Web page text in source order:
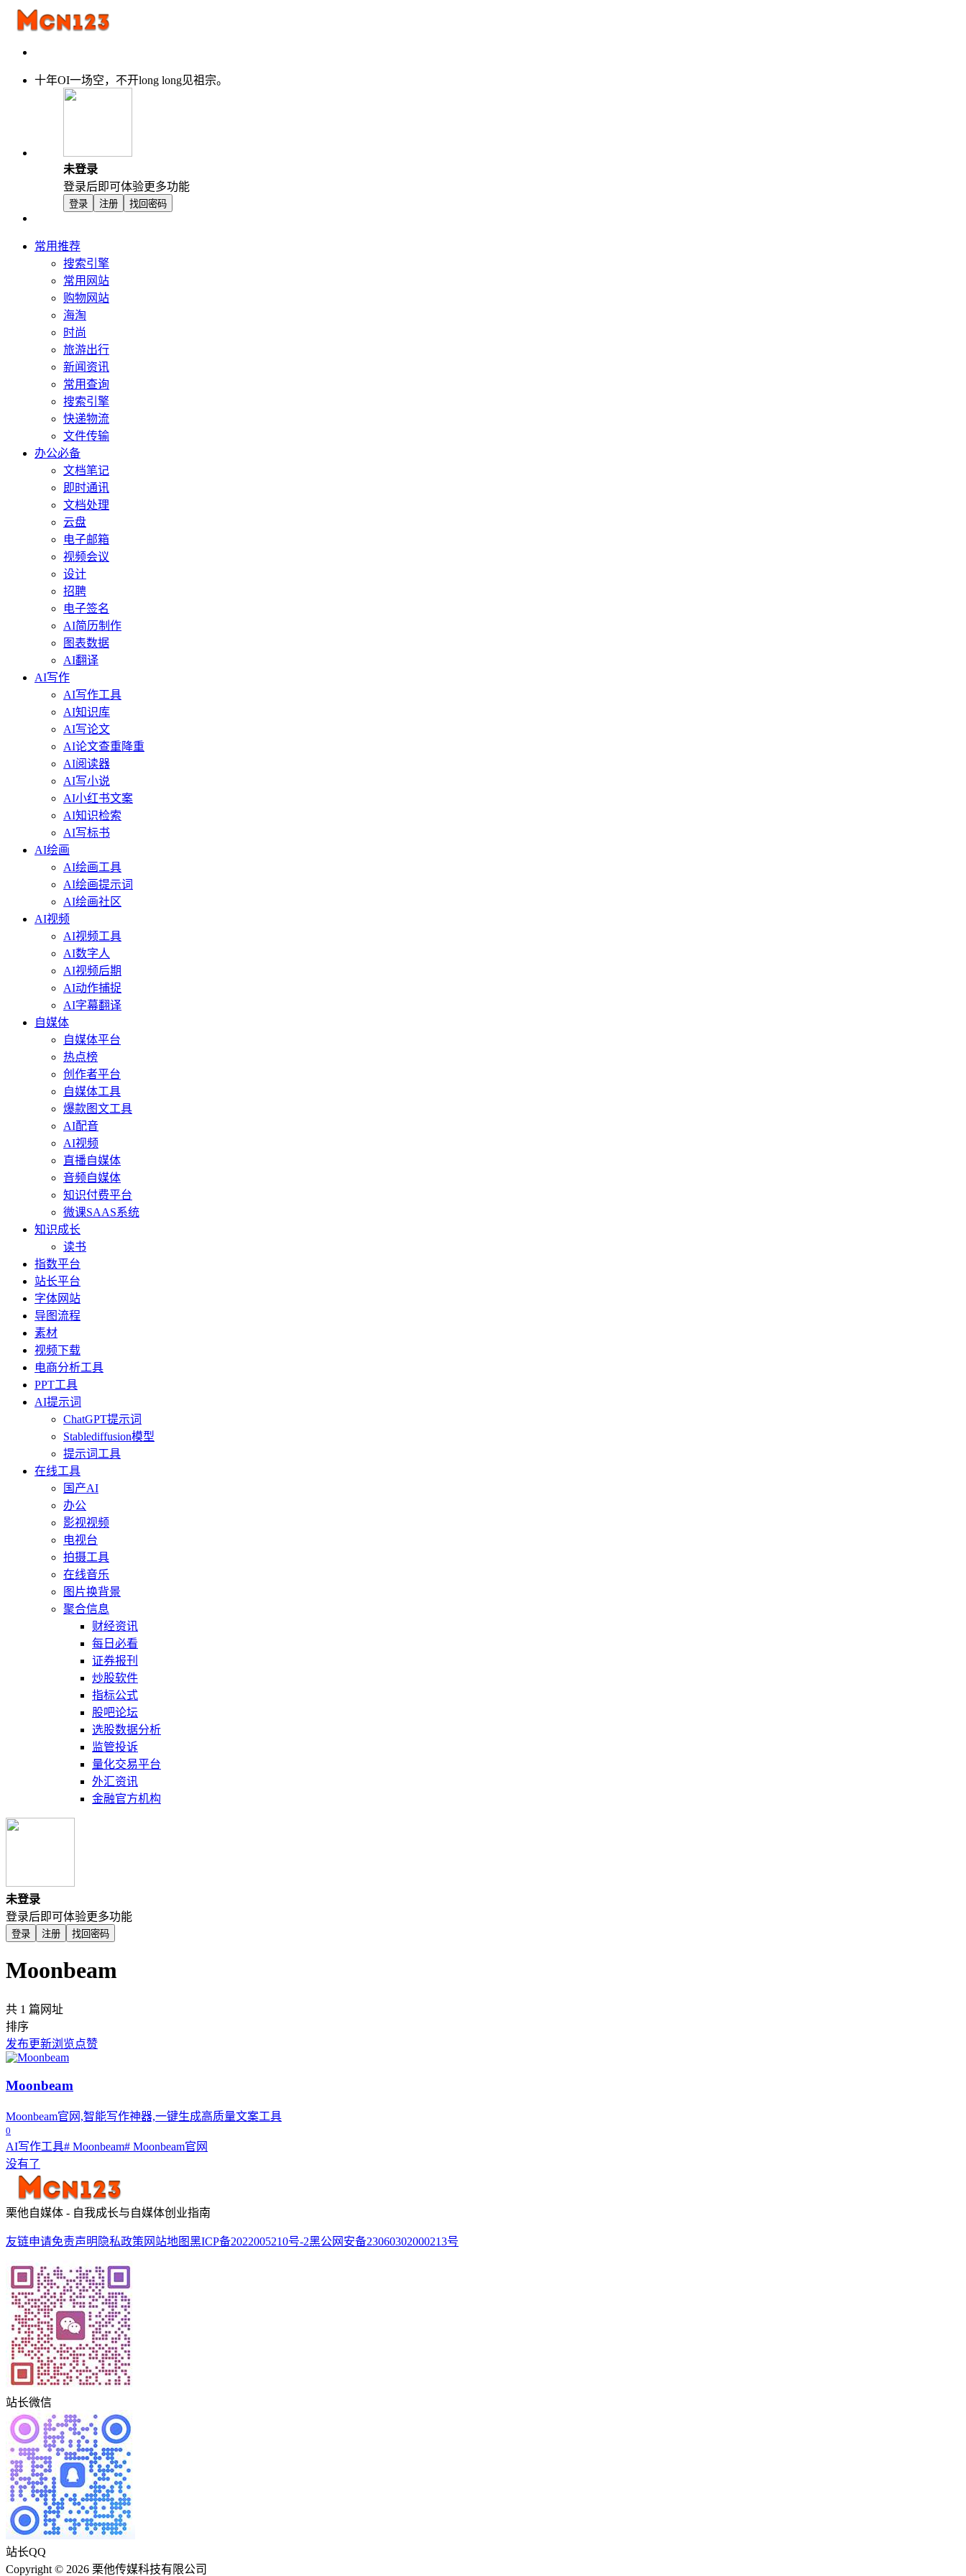
十年OI一场空，不开long long见祖宗。
未登录
登录后即可体验更多功能
登录 注册 找回密码
常用推荐
搜索引擎
常用网站
购物网站
海淘
时尚
旅游出行
新闻资讯
常用查询
搜索引擎
快递物流
文件传输
办公必备
文档笔记
即时通讯
文档处理
云盘
电子邮箱
视频会议
设计
招聘
电子签名
AI简历制作
图表数据
AI翻译
AI写作
AI写作工具
AI知识库
AI写论文
AI论文查重降重
AI阅读器
AI写小说
AI小红书文案
AI知识检索
AI写标书
AI绘画
AI绘画工具
AI绘画提示词
AI绘画社区
AI视频
AI视频工具
AI数字人
AI视频后期
AI动作捕捉
AI字幕翻译
自媒体
自媒体平台
热点榜
创作者平台
自媒体工具
爆款图文工具
AI配音
AI视频
直播自媒体
音频自媒体
知识付费平台
微课SAAS系统
知识成长
读书
指数平台
站长平台
字体网站
导图流程
素材
视频下载
电商分析工具
PPT工具
AI提示词
ChatGPT提示词
Stablediffusion模型
提示词工具
在线工具
国产AI
办公
影视视频
电视台
拍摄工具
在线音乐
图片换背景
聚合信息
财经资讯
每日必看
证券报刊
炒股软件
指标公式
股吧论坛
选股数据分析
监管投诉
量化交易平台
外汇资讯
金融官方机构
未登录
登录后即可体验更多功能
登录 注册 找回密码
Moonbeam
共 1 篇网址
排序
发布更新浏览点赞
Moonbeam
Moonbeam官网,智能写作神器,一键生成高质量文案工具
0
AI写作工具# Moonbeam# Moonbeam官网
没有了
栗他自媒体 - 自我成长与自媒体创业指南
友链申请免责声明 隐私政策 网站地图黑ICP备2022005210号-2黑公网安备23060302000213号
站长微信
站长QQ
Copyright © 2026 栗他传媒科技有限公司